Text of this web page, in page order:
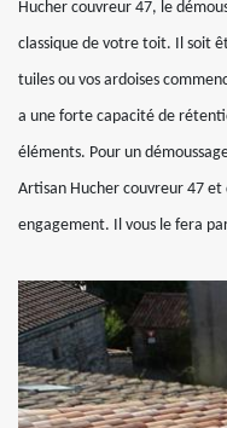
Hucher couvreur 47, le
classique de votre toit. Il soit
tuiles ou vos ardoises
a une forte capacité de
éléments. Pour un
Artisan Hucher couvreur 47 et
engagement. Il vous le fera